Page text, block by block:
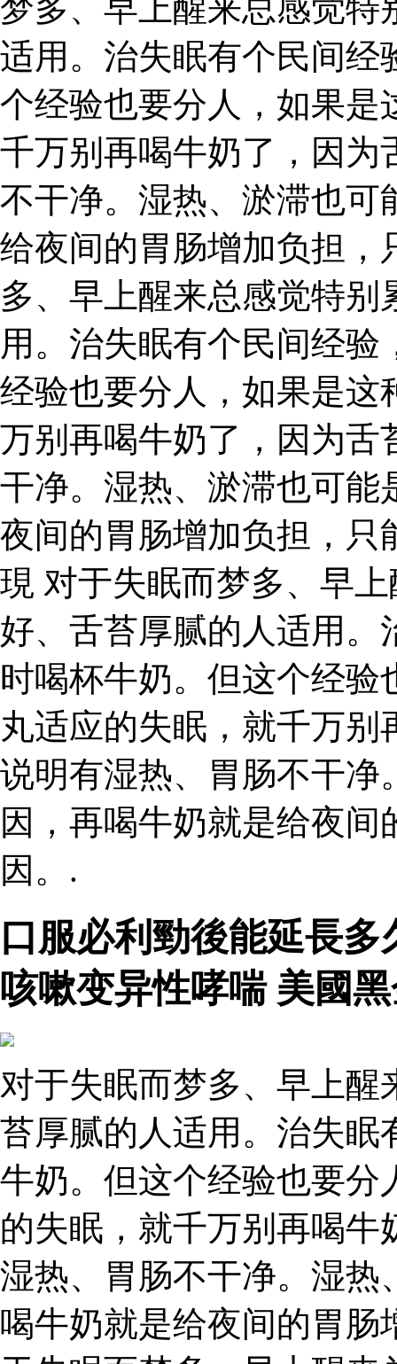
梦多、早上醒来总感觉特
适用。治失眠有个民间经
个经验也要分人，如果是
千万别再喝牛奶了，因为
不干净。湿热、淤滞也可
给夜间的胃肠增加负担，
多、早上醒来总感觉特
用。治失眠有个民间经
经验也要分人，如果是这
万别再喝牛奶了，因为舌
干净。湿热、淤滞也可能
夜间的胃肠增加负担，只
現 对于失眠而梦多、早
好、舌苔厚腻的人适用。
时喝杯牛奶。但这个经
丸适应的失眠，就千万
说明有湿热、胃肠不干净
因，再喝牛奶就是给夜
因。.
口服必利勁後能延長
咳嗽变异性哮喘 美國
对于失眠而梦多、早上
苔厚腻的人适用。治失眠
牛奶。但这个经验也要分
的失眠，就千万别再喝
湿热、胃肠不干净。湿热
喝牛奶就是给夜间的胃肠